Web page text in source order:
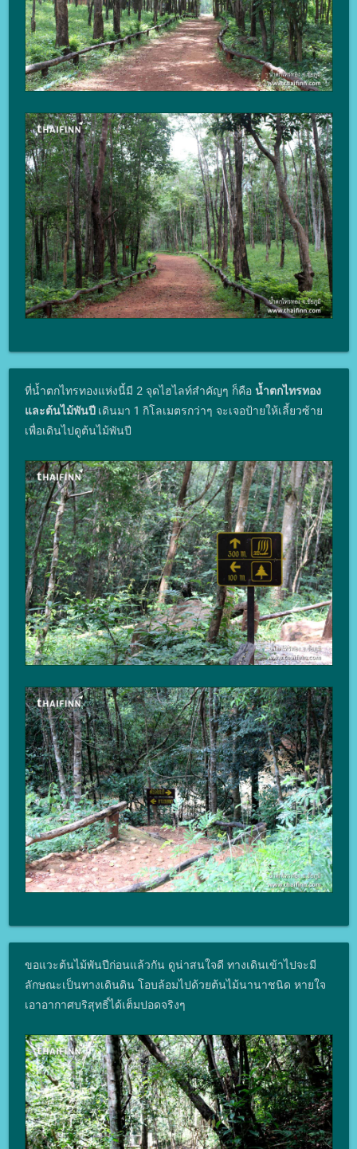
ที่น้ำตกไทรทองแห่งนี้มี 2 จุดไฮไลท์สำคัญๆ ก็คือ น้ำตกไทรทอง
และต้นไม้พันปี เดินมา 1 กิโลเมตรกว่าๆ จะเจอป้ายให้เลี้ยวซ้าย
เพื่อเดินไปดูต้นไม้พันปี
ขอแวะต้นไม้พันปีก่อนแล้วกัน ดูน่าสนใจดี ทางเดินเข้าไปจะมี
ลักษณะเป็นทางเดินดิน โอบล้อมไปด้วยต้นไม้นานาชนิด หายใจ
เอาอากาศบริสุทธิ์ได้เต็มปอดจริงๆ